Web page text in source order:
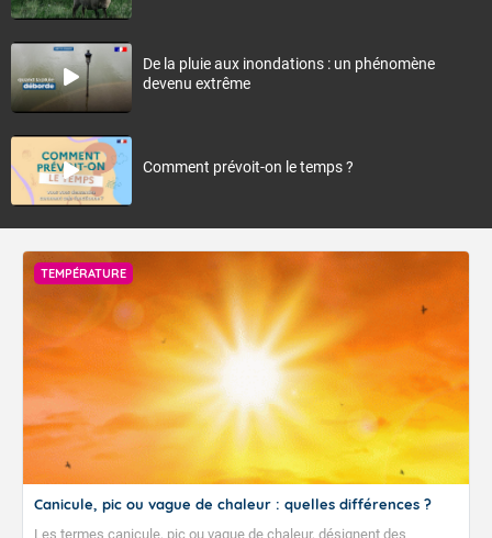
De la pluie aux inondations : un phénomène
devenu extrême
Comment prévoit-on le temps ?
TEMPÉRATURE
Canicule, pic ou vague de chaleur : quelles différences ?
Les termes canicule, pic ou vague de chaleur, désignent des